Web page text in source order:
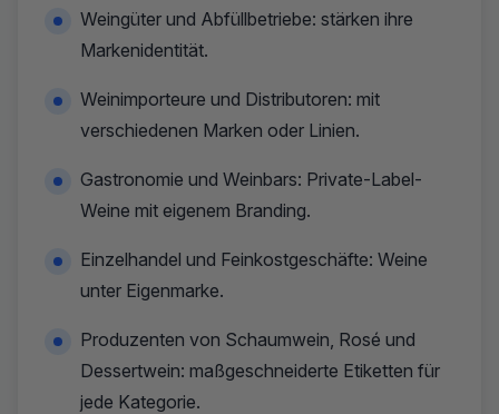
Weingüter und Abfüllbetriebe: stärken ihre
Markenidentität.
Weinimporteure und Distributoren: mit
verschiedenen Marken oder Linien.
Gastronomie und Weinbars: Private-Label-
Weine mit eigenem Branding.
Einzelhandel und Feinkostgeschäfte: Weine
unter Eigenmarke.
Produzenten von Schaumwein, Rosé und
Dessertwein: maßgeschneiderte Etiketten für
jede Kategorie.